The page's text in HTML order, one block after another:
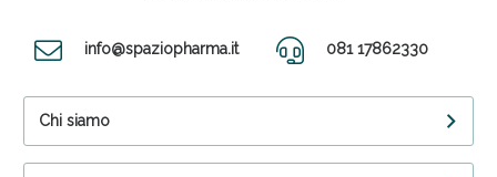
info@spaziopharma.it 081 17862330
Chi siamo